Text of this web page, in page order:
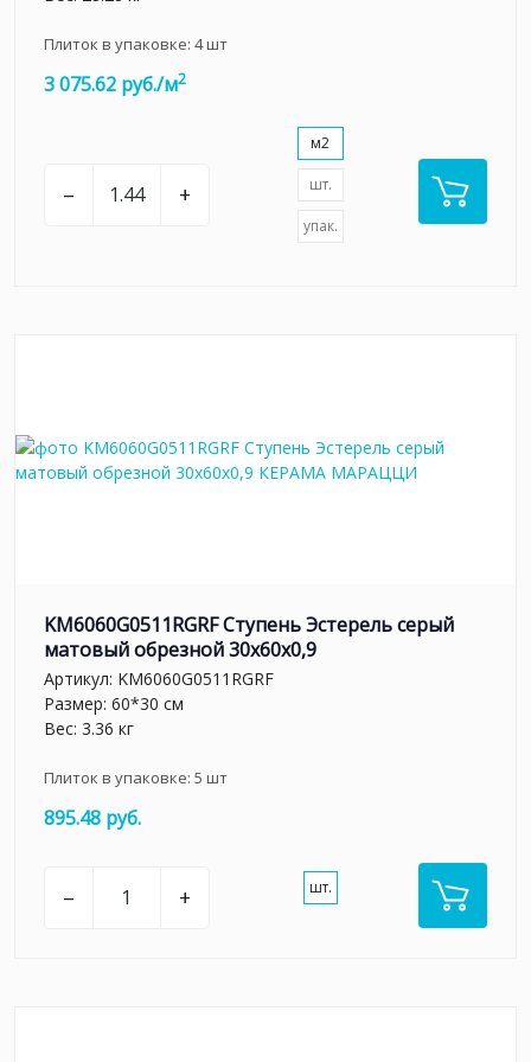
Плиток в упаковке: 4шт
3 075.62 руб./м2
– +
м2
шт.
упак.
KM6060G0511RGRF Ступень Эстерель серый
матовый обрезной 30x60x0,9
Артикул: KM6060G0511RGRF
Размер: 60*30 см
Вес: 3.36 кг
Плиток в упаковке: 5 шт
895.48 руб.
– + шт.